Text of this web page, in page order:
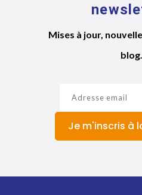
Mises à jour,
blog...
Je m'inscris à